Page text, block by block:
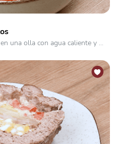
una olla con agua caliente y ...